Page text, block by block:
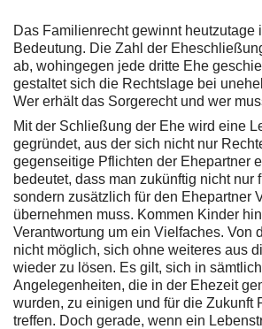
Das Familienrecht gewinnt heutzutage
Bedeutung. Die Zahl der
ab, wohingegen jede dritte Ehe
gestaltet sich die Rechtslage bei
Wer erhält das Sorgerecht und wer
Mit der Schließung der Ehe wird eine
gegründet, aus der sich nicht nur
gegenseitige Pflichten der Ehepartner
bedeutet, dass man zukünftig nicht nur
sondern zusätzlich für den Ehepartner
übernehmen muss. Kommen Kinder
Verantwortung um ein Vielfaches. Von
nicht möglich, sich ohne weiteres aus
wieder zu lösen. Es gilt, sich in
Angelegenheiten, die in der Ehezeit
wurden, zu einigen und für die Zukunft
treffen. Doch gerade, wenn ein